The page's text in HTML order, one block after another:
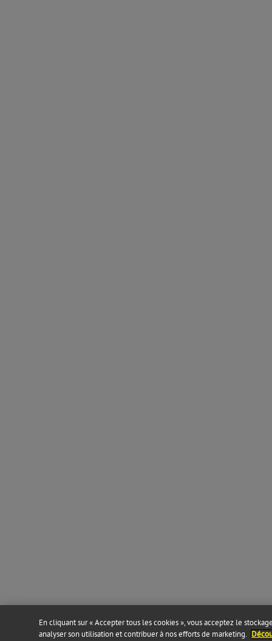
En cliquant sur « Accepter tous les cookies », vous acceptez le
analyser son utilisation et contribuer à nos efforts de marketing.